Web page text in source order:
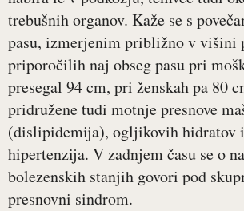
trebušnih organov. Kaže se s
pasu, izmerjenim približno v višini
priporočilih naj obseg pasu pri
presegal 94 cm, pri ženskah pa 80
pridružene tudi motnje presnove
(dislipidemija), ogljikovih hidratov
hipertenzija. V zadnjem času se o
bolezenskih stanjih govori pod
presnovni sindrom.